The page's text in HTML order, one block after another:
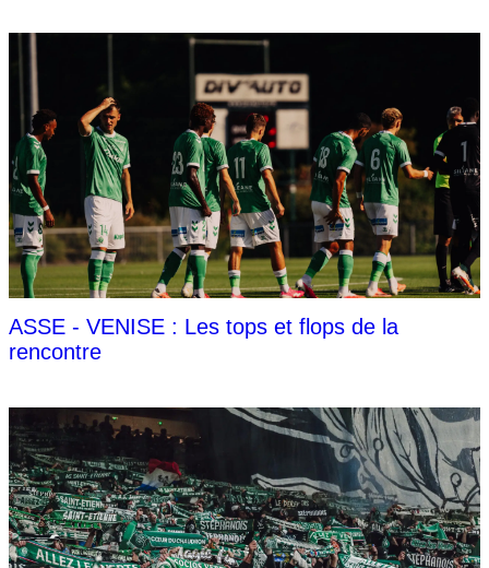
ASSE - VENISE : Les tops et flops de la
rencontre